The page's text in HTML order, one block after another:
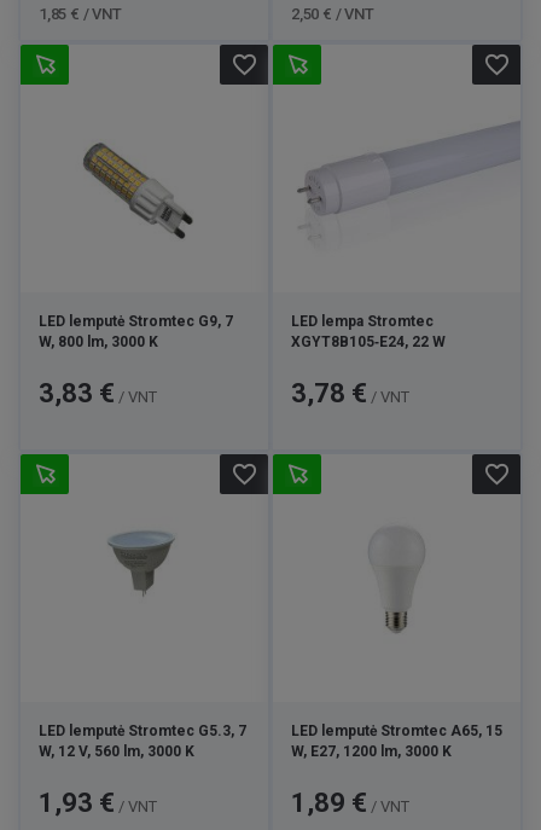
1,85 € / VNT 2,50 € / VNT
LED lemputė Stromtec G9, 7
W, 800 lm, 3000 K
Kaina
3,83 € / VNT
favorite_border
LED lempa Stromtec
XGYT8B105‑E24, 22 W
Kaina
3,78 € / VNT
favorite_border
LED lemputė Stromtec G5.3, 7
W, 12 V, 560 lm, 3000 K
Kaina
1,93 € / VNT
favorite_border
LED lemputė Stromtec A65, 15
W, E27, 1200 lm, 3000 K
Kaina
1,89 € / VNT
favorite_border